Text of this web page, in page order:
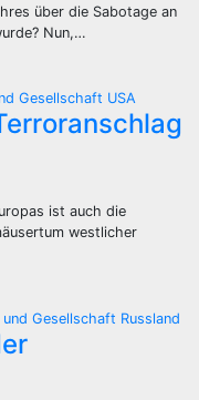
über die Sabotage an
Nun,…
Gesellschaft USA
ist auch die
westlicher
Gesellschaft Russland